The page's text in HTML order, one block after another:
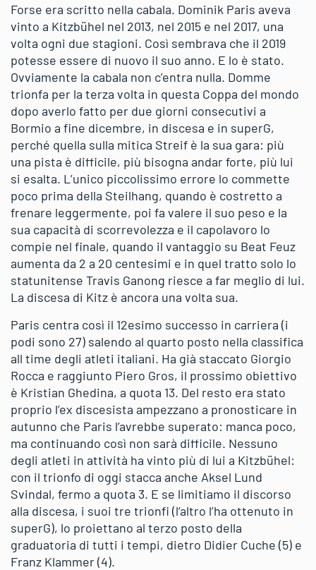
Forse era scritto nella cabala. Dominik Paris aveva
vinto a Kitzbühel nel 2013, nel 2015 e nel 2017, una
volta ogni due stagioni. Così sembrava che il 2019
potesse essere di nuovo il suo anno. E lo è stato.
Ovviamente la cabala non c’entra nulla. Domme
trionfa per la terza volta in questa Coppa del mondo
dopo averlo fatto per due giorni consecutivi a
Bormio a fine dicembre, in discesa e in superG,
perché quella sulla mitica Streif è la sua gara: più
una pista è difficile, più bisogna andar forte, più lui
si esalta. L’unico piccolissimo errore lo commette
poco prima della Steilhang, quando è costretto a
frenare leggermente, poi fa valere il suo peso e la
sua capacità di scorrevolezza e il capolavoro lo
compie nel finale, quando il vantaggio su Beat Feuz
aumenta da 2 a 20 centesimi e in quel tratto solo lo
statunitense Travis Ganong riesce a far meglio di lui.
La discesa di Kitz è ancora una volta sua.
Paris centra così il 12esimo successo in carriera (i
podi sono 27) salendo al quarto posto nella classifica
all time degli atleti italiani. Ha già staccato Giorgio
Rocca e raggiunto Piero Gros, il prossimo obiettivo
è Kristian Ghedina, a quota 13. Del resto era stato
proprio l’ex discesista ampezzano a pronosticare in
autunno che Paris l’avrebbe superato: manca poco,
ma continuando così non sarà difficile. Nessuno
degli atleti in attività ha vinto più di lui a Kitzbühel:
con il trionfo di oggi stacca anche Aksel Lund
Svindal, fermo a quota 3. E se limitiamo il discorso
alla discesa, i suoi tre trionfi (l’altro l’ha ottenuto in
superG), lo proiettano al terzo posto della
graduatoria di tutti i tempi, dietro Didier Cuche (5) e
Franz Klammer (4).